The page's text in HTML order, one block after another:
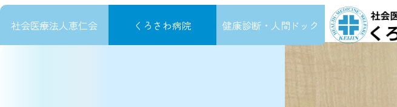
内
社会医療法人恵仁会 くろさわ病院 健康診断・人間ドック